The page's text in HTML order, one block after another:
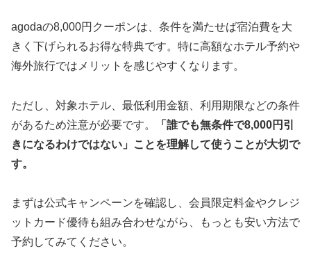
agodaの8,000円クーポンは、条件を満たせば宿泊費を大
きく下げられるお得な特典です。特に高額なホテル予約や
海外旅行ではメリットを感じやすくなります。
ただし、対象ホテル、最低利用金額、利用期限などの条件
があるため注意が必要です。
「誰でも無条件で8,000円引
きになるわけではない」ことを理解して使うことが大切で
す。
まずは公式キャンペーンを確認し、会員限定料金やクレジ
ットカード優待も組み合わせながら、もっとも安い方法で
予約してみてください。